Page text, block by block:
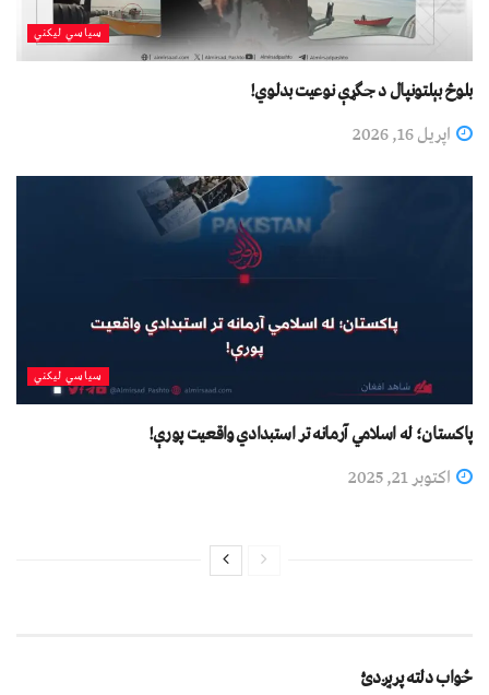
سیاسي لیکني
بلوڅ بېلتونپال د جګړې نوعیت بدلوي!
اپریل 16, 2026
سیاسي لیکني
پاکستان؛ له اسلامي آرمانه تر استبدادي واقعیت پورې!
اکتوبر 21, 2025
ځواب دلته پرېږدئ